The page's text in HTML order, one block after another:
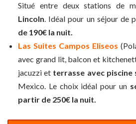
Situé entre deux stations de
Lincoln. Idéal pour un séjour de
de 190€ la nuit.
Las Suites Campos Eliseos
avec grand lit, balcon et
jacuzzi et terrasse avec piscine
Mexico. Le choix idéal pour un
partir de 250€ la nuit.